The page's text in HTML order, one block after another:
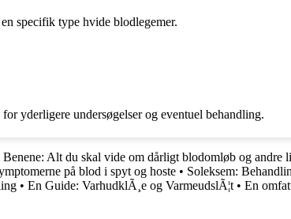
specifik type hvide blodlegemer.
yderligere undersøgelser og eventuel behandling.
Alt du skal vide om dårligt blodomløb og andre
på blod i spyt og hoste • Soleksem:
• En Guide: VarhudklÃ¸e og VarmeudslÃ¦t • En